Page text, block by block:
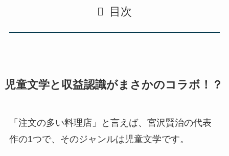
目次
児童文学と収益認識がまさかのコラボ！？
「注文の多い料理店」
と言えば、宮沢賢治の代表
作の1つで、そのジャンルは 児童文学です。